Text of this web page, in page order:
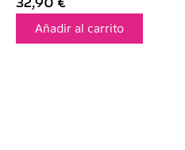
Añadir al carrito